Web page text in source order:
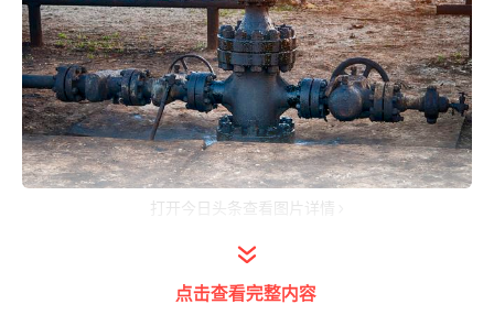
打开今日头条查看图片详情
“新能源”这个概念就在“不可再生能源”加
剧消耗的情况下被广泛普及深化，广义上的新
点击查看完整内容